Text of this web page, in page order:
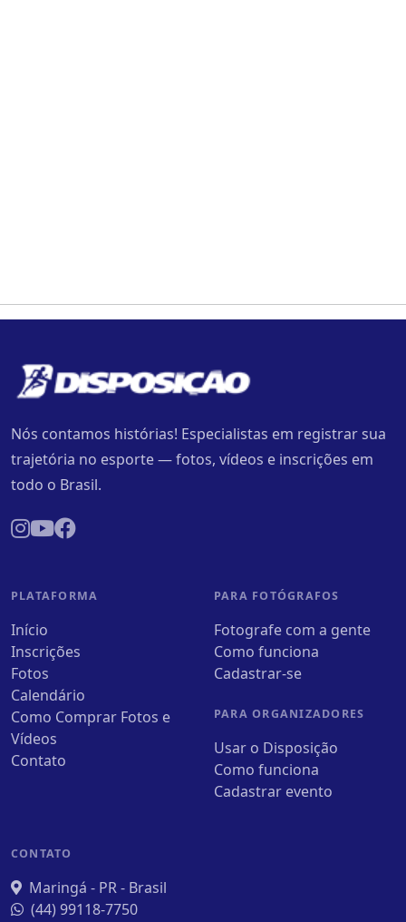
Nós contamos histórias! Especialistas em registrar sua
trajetória no esporte — fotos, vídeos e inscrições em
todo o Brasil.
PLATAFORMA
Início
Inscrições
Fotos
Calendário
Como Comprar Fotos e
Vídeos
Contato
PARA FOTÓGRAFOS
Fotografe com a gente
Como funciona
Cadastrar-se
PARA ORGANIZADORES
Usar o Disposição
Como funciona
Cadastrar evento
CONTATO
Maringá - PR - Brasil
(44) 99118-7750